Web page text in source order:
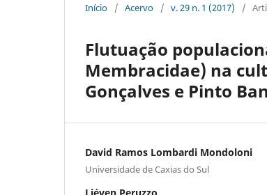
Início / Acervo / v. 29 n. 1 (2017) /
Flutuação
Membracidae) na
Gonçalves e Pinto
David Ramos Lombardi Mondoloni
Universidade de Caxias do Sul
Liéven Peruzzo